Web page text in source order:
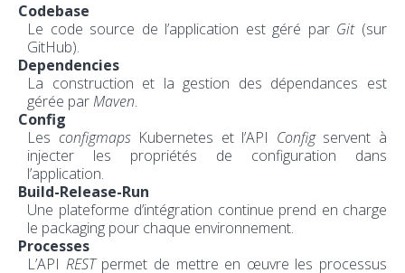
Codebase
Le code source de l’application est géré par Git(sur
GitHub).
Dependencies
La construction et la gestion des dépendances est
gérée parMaven.
Config
Les configmapsKubernetes et l’API Configservent à
injecter les propriétés de configuration dans
l’application.
Build-Release-Run
Une plateforme d’intégration continue prend en charge
le packaging pour chaque environnement.
Processes
L’API RESTpermet de mettre en œuvre les processus